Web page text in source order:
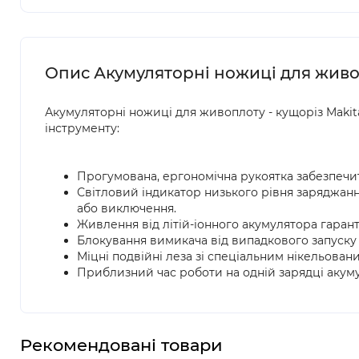
Опис Акумуляторні ножиці для
Акумуляторні ножиці для живоплоту - кущоріз
інструменту:
Прогумована, ергономічна рукоятка
Світловий індикатор низького рівня
або виключення.
Живлення від літій-іонного акумулятора
Блокування вимикача від випадкового
Міцні подвійні леза зі спеціальним
Приблизний час роботи на одній зарядці
Рекомендовані товари